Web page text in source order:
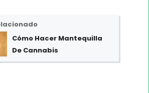
Cómo Hacer Mantequilla
De Cannabis